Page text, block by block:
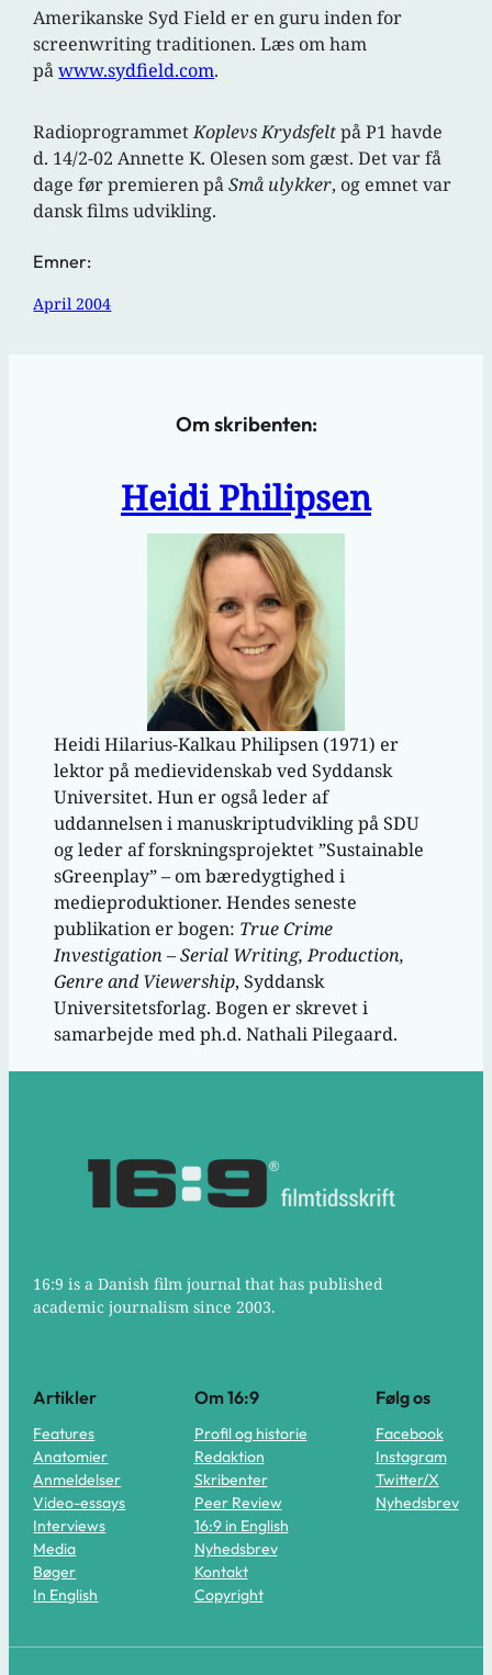
Amerikanske Syd Field er en guru inden for
screenwriting traditionen. Læs om ham
påwww.sydfield.com.
RadioprogrammetKoplevs Krydsfeltpå P1 havde
d. 14/2-02 Annette K. Olesen som gæst. Det var få
dage før premieren påSmå ulykker, og emnet var
dansk films udvikling.
Emner:
April 2004
Om skribenten:
Heidi Philipsen
Heidi Hilarius-Kalkau Philipsen (1971) er
lektor på medievidenskab ved Syddansk
Universitet. Hun er også leder af
uddannelsen i manuskriptudvikling på SDU
og leder af forskningsprojektet ”Sustainable
sGreenplay” – om bæredygtighed i
medieproduktioner. Hendes seneste
publikation er bogen: True Crime
Investigation – Serial Writing, Production,
Genre and Viewership, Syddansk
Universitetsforlag. Bogen er skrevet i
samarbejde med ph.d. Nathali Pilegaard.
16:9 is a Danish film journal that has published
academic journalism since 2003.
Artikler
Features
Anatomier
Anmeldelser
Video-essays
Interviews
Media
Bøger
In English
Om 16:9
Profil og historie
Redaktion
Skribenter
Peer Review
16:9 in English
Nyhedsbrev
Kontakt
Copyright
Følg os
Facebook
Instagram
Twitter/X
Nyhedsbrev